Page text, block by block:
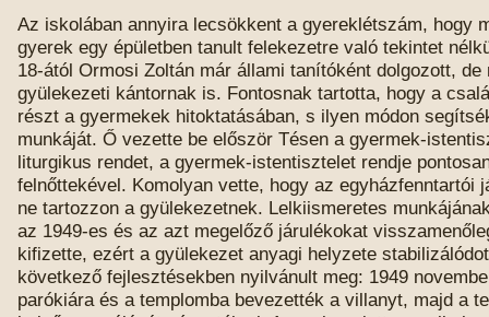
Az iskolában annyira lecsökkent a gyereklétszám, hogy
gyerek egy épületben tanult felekezetre való tekintet
18-ától Ormosi Zoltán már állami tanítóként dolgozott, de
gyülekezeti kántornak is. Fontosnak tartotta, hogy a
részt a gyermekek hitoktatásában, s ilyen módon
munkáját. Ő vezette be először Tésen a gyermek-
liturgikus rendet, a gyermek-istentisztelet rendje
felnőttekével. Komolyan vette, hogy az egyházfenntartói
ne tartozzon a gyülekezetnek. Lelkiismeretes
az 1949-es és az azt megelőző járulékokat
kifizette, ezért a gyülekezet anyagi helyzete
következő fejlesztésekben nyilvánult meg: 1949
parókiára és a templomba bevezették a villanyt, majd a